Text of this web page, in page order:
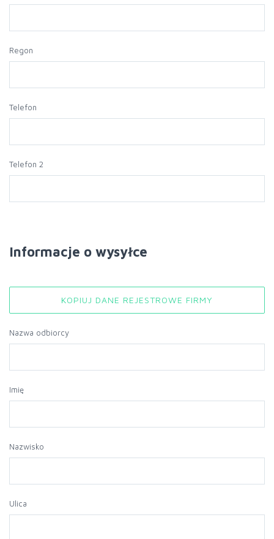
Regon
Telefon
Telefon 2
Informacje o wysyłce
KOPIUJ DANE REJESTROWE FIRMY
Nazwa odbiorcy
Imię
Nazwisko
Ulica